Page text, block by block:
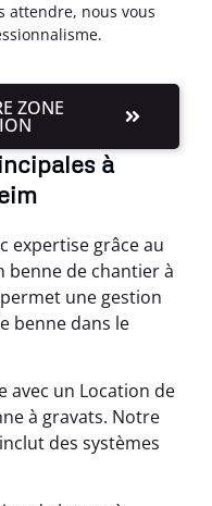
attendre, nous vous
ZONE
à
expertise grâce au
benne de chantier à
une gestion
benne dans le
avec un Location de
à gravats. Notre
des systèmes